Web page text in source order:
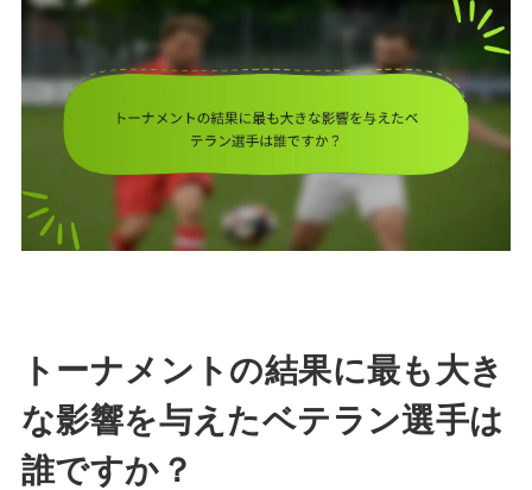
トーナメントの結果に最も大き
な影響を与えたベテラン選手は
誰ですか？